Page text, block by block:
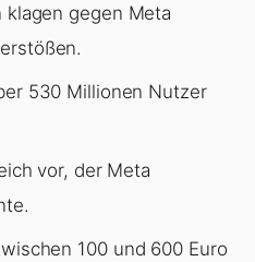
klagen gegen Meta
530 Millionen Nutzer
vor, der Meta
100 und 600 Euro